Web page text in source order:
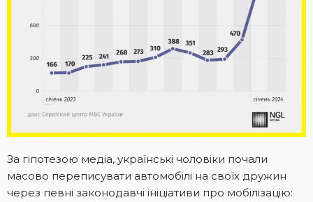
За гіпотезою медіа, українські чоловіки почали
масово переписувати автомобілі на своїх дружин
через певні законодавчі ініціативи про мобілізацію: